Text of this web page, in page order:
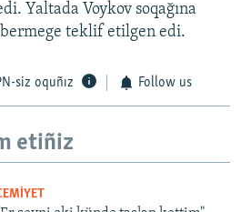
Yaltada Voykov soqağına
bermege teklif etilgen edi.
siz oquñız Follow us
etiñiz